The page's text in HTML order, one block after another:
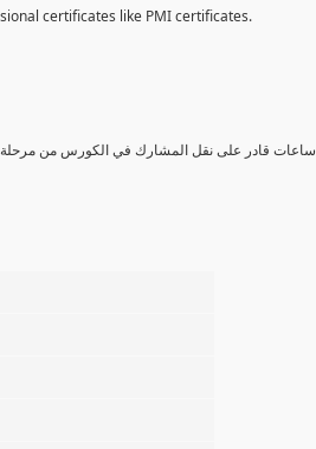
certificates like PMI certificates.
كورس مٌكثف لمدة 3 ساعات قادر على نقل المشارك في الكورس